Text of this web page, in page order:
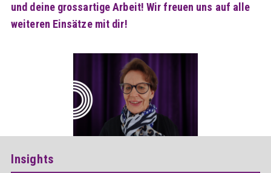
und deine grossartige Arbeit! Wir freuen uns auf alle
weiteren Einsätze mit dir!
Insights